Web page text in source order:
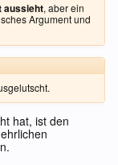
aussieht, aber ein
Argument und
hat, ist den